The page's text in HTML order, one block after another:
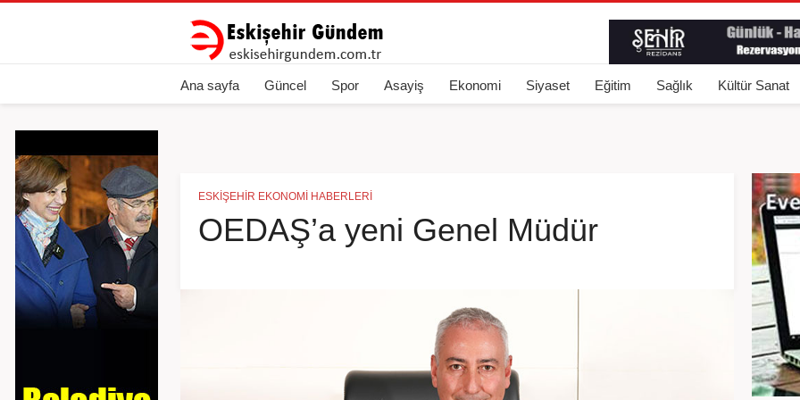
Ana sayfa Güncel Spor Asayiş Ekonomi Siyaset Eğitim Sağlık Kültür Sanat
ESKIŞEHIR EKONOMI HABERLERI
OEDAŞ’a yeni Genel Müdür